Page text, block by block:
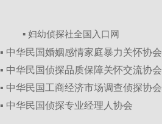
▪ 妇幼侦探社全国入口网
▪ 中华民国婚姻感情家庭暴力关怀协会
▪ 中华民国侦探品质保障关怀交流协会
▪ 中华民国工商经济市场调查侦探协会
▪ 中华民国侦探专业经理人协会